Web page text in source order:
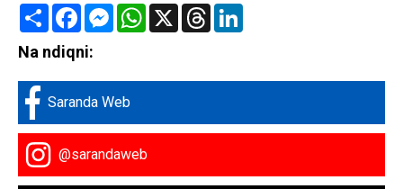
Share FacebookMessenger
WhatsApp
X Threads
Na ndiqni:
Saranda Web
@sarandaweb